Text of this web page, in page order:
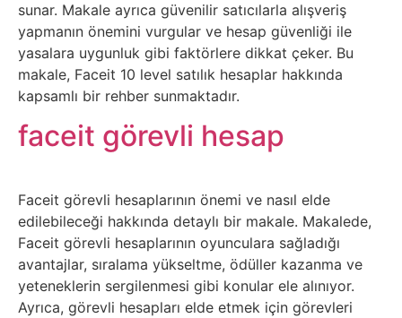
Bilim
Bitcoin
Bitkiler
Çizgi
Film
Diğer
Sosyal
Medyalar
sunar. Makale ayrıca güvenilir satıcılarla alışveriş
yapmanın önemini vurgular ve hesap güvenliği ile
yasalara uygunluk gibi faktörlere dikkat çeker. Bu
makale, Faceit 10 level satılık hesaplar hakkında
kapsamlı bir rehber sunmaktadır.
faceit görevli hesap
Faceit görevli hesaplarının önemi ve nasıl elde
edilebileceği hakkında detaylı bir makale. Makalede,
Faceit görevli hesaplarının oyunculara sağladığı
avantajlar, sıralama yükseltme, ödüller kazanma ve
yeteneklerin sergilenmesi gibi konular ele alınıyor.
Ayrıca, görevli hesapları elde etmek için görevleri